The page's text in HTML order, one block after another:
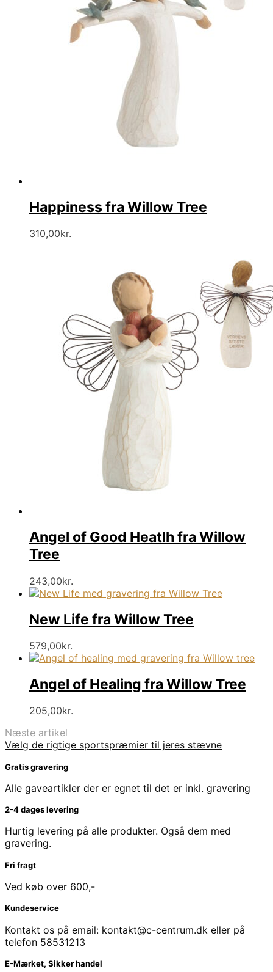
Happiness fra Willow Tree
310,00kr.
Angel of Good Heatlh fra Willow
Tree
243,00kr.
New Life fra Willow Tree
579,00kr.
Angel of Healing fra Willow Tree
205,00kr.
Næste artikel
Vælg de rigtige sportspræmier til jeres stævne
Gratis gravering
Alle gaveartikler der er egnet til det er inkl. gravering
2-4 dages levering
Hurtig levering på alle produkter. Også dem med
gravering.
Fri fragt
Ved køb over 600,-
Kundeservice
Kontakt os på email: kontakt@c-centrum.dk eller på
telefon 58531213
E-Mærket, Sikker handel